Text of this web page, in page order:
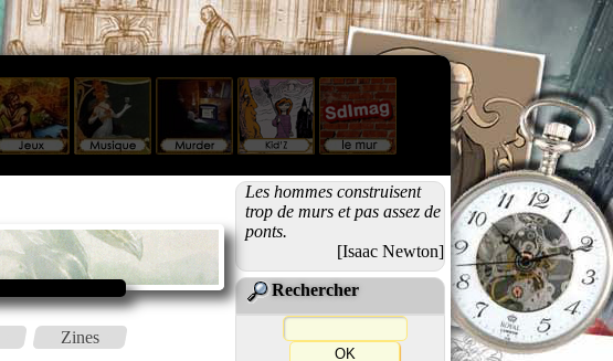
Zines
Les hommes construisent
trop de murs et pas assez de
ponts.
[Isaac Newton]
Rechercher